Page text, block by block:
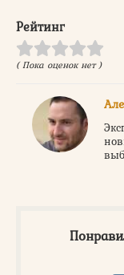
Рейтинг
( Пока оценок нет )